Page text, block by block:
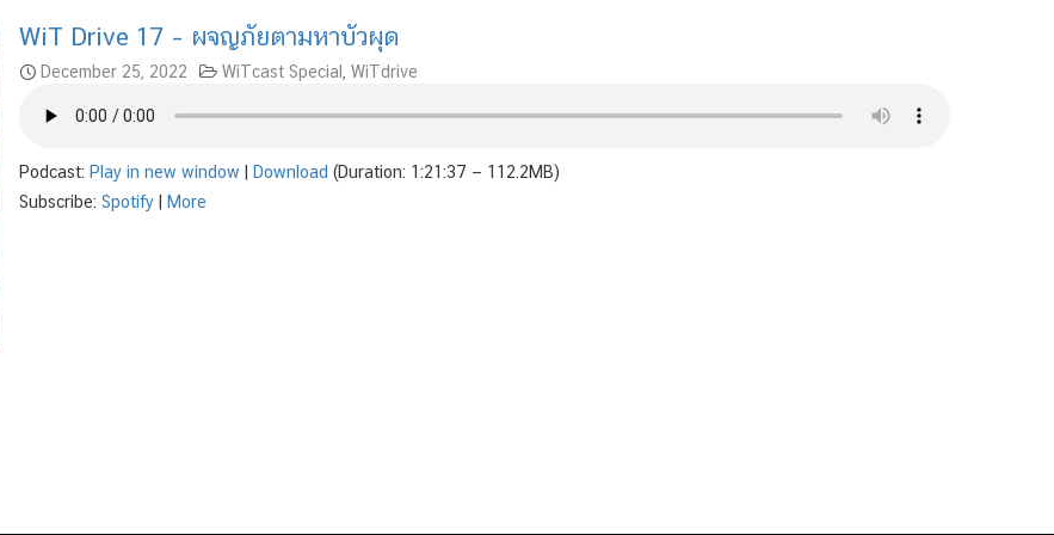
WiT Drive 17 – ผจญภัยตามหาบัวผุด
December 25, 2022 WiTcast Special WiTdrive
Podcast: Play in new window Download (Duration: 1:21:37 — 112.2MB)
Subscribe: Spotify| More